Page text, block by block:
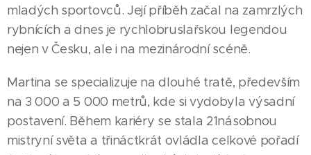
mladých sportovců. Její příběh začal na zamrzlých
rybnících a dnes je rychlobruslařskou legendou
nejen v Česku, ale i na mezinárodní scéně.
Martina se specializuje na dlouhé tratě, především
na 3 000 a 5 000 metrů, kde si vydobyla výsadní
postavení. Během kariéry se stala 21násobnou
mistryní světa a třináctkrát ovládla celkové pořadí